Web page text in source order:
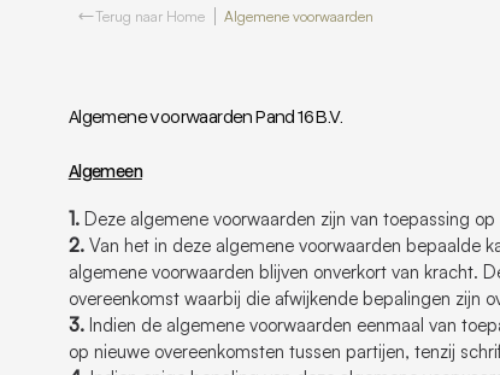
Terug naar Home Algemene voorwaarden
Algemene voorwaarden Pand 16 B.V.
Algemeen
1.Deze algemene voorwaarden zijn van toepassing
2.Van het in deze algemene voorwaarden bepaalde
algemene voorwaarden blijven onverkort van kracht.
overeenkomst waarbij die afwijkende bepalingen zijn
3.Indien de algemene voorwaarden eenmaal van
op nieuwe overeenkomsten tussen partijen, tenzij